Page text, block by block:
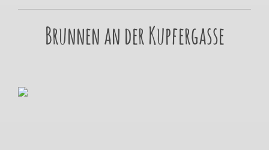
Brunnen an der Kupfergasse